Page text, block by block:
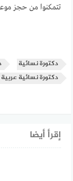
تتمكنوا من حجز
دكتورة نسائية
دكتورة نسائية
إقرأ أيضا